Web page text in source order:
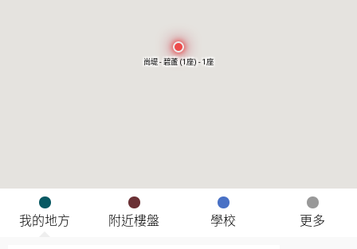
尚堤 - 碧蘆 (1座) - 1座
我的地方 附近樓盤 學校 更多